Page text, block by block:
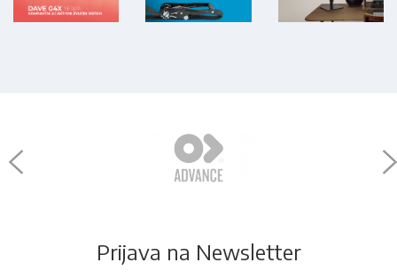
Prijava na Newsletter